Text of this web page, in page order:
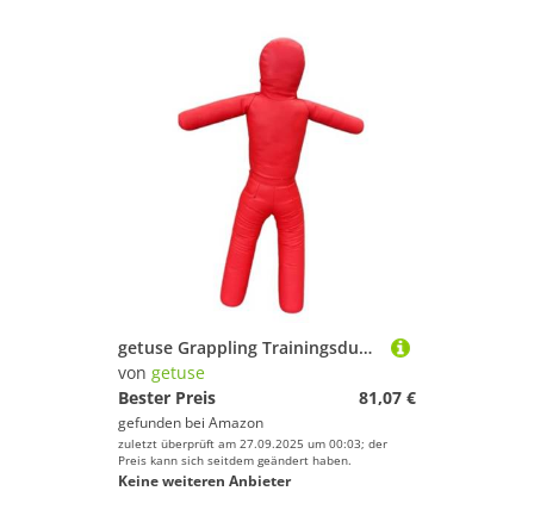
getuse Grappling Trainingsdummy 130 cm hoch, ungefüllt, PU-Leder, Tackling-Schnuller für Ringen, Boxen, Karate, MMA-Trainingsgeräte, Rot
von getuse
Bester Preis
81,07 €
gefunden bei Amazon
zuletzt überprüft am 27.09.2025 um 00:03; der
Preis kann sich seitdem geändert haben.
Keine weiteren Anbieter